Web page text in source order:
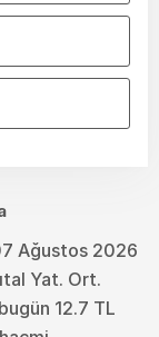
Ağustos 2026
Yat. Ort.
12.7 TL